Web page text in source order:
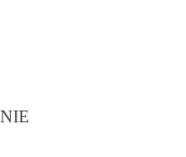
NIE